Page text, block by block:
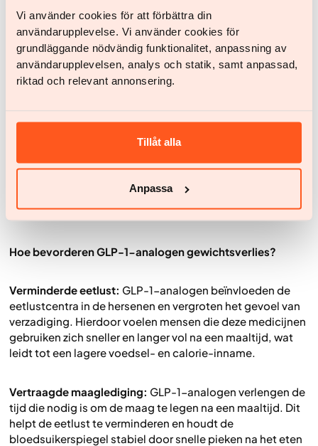
Vi använder cookies för att förbättra din
användarupplevelse. Vi använder cookies för
grundläggande nödvändig funktionalitet, anpassning av
användarupplevelsen, analys och statik, samt anpassad,
riktad och relevant annonsering.
Tillåt alla
Anpassa
De werking van afslankmedicijnen in het
lichaam
GLP-1-analogen (glucagonachtig peptide-1)
GLP-1-analogen is een groep geneesmiddelen die wordt
2. Deze medicijnen werken door de effecten van het
natuurlijke hormoon GLP-1 in het lichaam na te bootsen of
te versterken. GLP-1 is een hormoon dat normaal
gesproken na een maaltijd door de dunne darm wordt
afgegeven en dat verschillende belangrijke functies heeft,
waaronder het reguleren van de bloedsuikerspiegel en het
beheersen van de eetlust.
Hoe bevorderen GLP-1-analogen gewichtsverlies?
Verminderde eetlust: GLP-1-analogen beïnvloeden de
eetlustcentra in de hersenen en vergroten het gevoel van
verzadiging. Hierdoor voelen mensen die deze medicijnen
gebruiken zich sneller en langer vol na een maaltijd, wat
leidt tot een lagere voedsel- en calorie-inname.
Vertraagde maaglediging: GLP-1-analogen verlengen de
tijd die nodig is om de maag te legen na een maaltijd. Dit
helpt de eetlust te verminderen en houdt de
bloedsuikerspiegel stabiel door snelle pieken na het eten